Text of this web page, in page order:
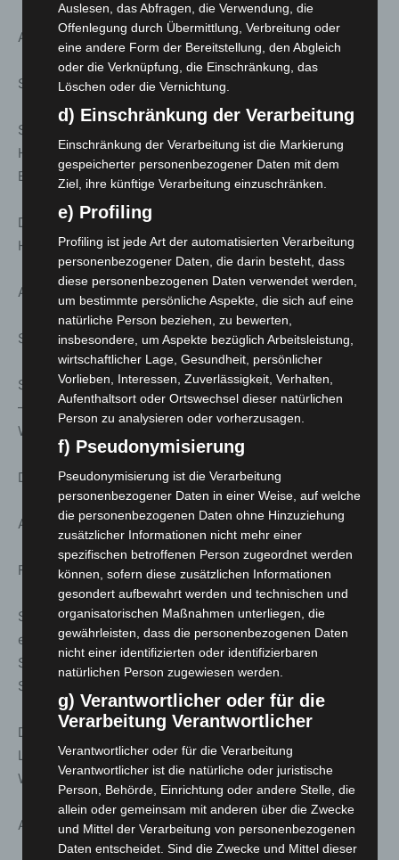
Anmeldung unter: www.stattreisen-hannover.de
So. 08. März; 14:30 Uhr
Stattreisen – Stadtspaziergänge: Der Hauptbahnhof
Hannover – Geschichte der Eisenbahn in Hannover. Mit
Besuch der „Geisterstation“.
Dauer ca. 1.75 h | Treff: Ernst-August-Denkmal,
Hauptbahnhof
Anmeldung unter: www.stattreisen-hannover.de
So. 08. März; 15:00 Uhr
Stattreisen – Stadtspaziergänge: Frauen, die sich trauen
– Weibliche Persönlichkeiten, die sich mutig den
Widrigkeiten stellten
Dauer ca. 2.0 h | Treff: Hannah-Arendt-Platz, Landtag
Anmeldung unter: www.stattreisen-hannover.de
Fr. 13. März; 16:00 Uhr
Stattreisen – Stadtspaziergänge: Stadtbahn, U-Bahn und
ein großes Loch – Auf den Spuren der
Stadtbahngeschichte. Mit Besuch der versteckten
Steintorstation
Dauer ca. 2.0 h | Treff: Evangelisch-reformierte Kirche,
Lavesallee/Archivstraße, Eingang U-Bahn- Station
Waterloo
Anmeldung unter: www.stattreisen-hannover.de
Auslesen, das Abfragen, die Verwendung, die
Offenlegung durch Übermittlung, Verbreitung oder
eine andere Form der Bereitstellung, den Abgleich
oder die Verknüpfung, die Einschränkung, das
Löschen oder die Vernichtung.
d) Einschränkung der Verarbeitung
Einschränkung der Verarbeitung ist die Markierung
gespeicherter personenbezogener Daten mit dem
Ziel, ihre künftige Verarbeitung einzuschränken.
e) Profiling
Profiling ist jede Art der automatisierten Verarbeitung
personenbezogener Daten, die darin besteht, dass
diese personenbezogenen Daten verwendet werden,
um bestimmte persönliche Aspekte, die sich auf eine
natürliche Person beziehen, zu bewerten,
insbesondere, um Aspekte bezüglich Arbeitsleistung,
wirtschaftlicher Lage, Gesundheit, persönlicher
Vorlieben, Interessen, Zuverlässigkeit, Verhalten,
Aufenthaltsort oder Ortswechsel dieser natürlichen
Person zu analysieren oder vorherzusagen.
f) Pseudonymisierung
Pseudonymisierung ist die Verarbeitung
personenbezogener Daten in einer Weise, auf welche
die personenbezogenen Daten ohne Hinzuziehung
zusätzlicher Informationen nicht mehr einer
spezifischen betroffenen Person zugeordnet werden
können, sofern diese zusätzlichen Informationen
gesondert aufbewahrt werden und technischen und
organisatorischen Maßnahmen unterliegen, die
gewährleisten, dass die personenbezogenen Daten
nicht einer identifizierten oder identifizierbaren
natürlichen Person zugewiesen werden.
g) Verantwortlicher oder für die
Verarbeitung Verantwortlicher
Verantwortlicher oder für die Verarbeitung
Verantwortlicher ist die natürliche oder juristische
Person, Behörde, Einrichtung oder andere Stelle, die
allein oder gemeinsam mit anderen über die Zwecke
und Mittel der Verarbeitung von personenbezogenen
Daten entscheidet. Sind die Zwecke und Mittel dieser